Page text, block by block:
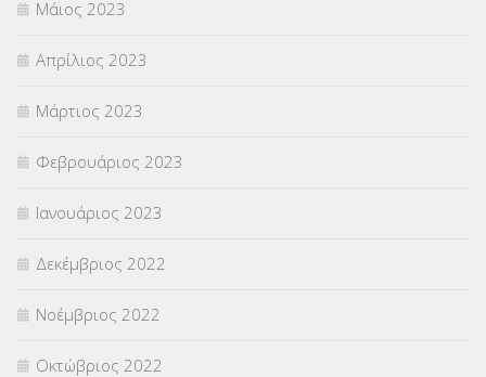
Μάιος 2023
Απρίλιος 2023
Μάρτιος 2023
Φεβρουάριος 2023
Ιανουάριος 2023
Δεκέμβριος 2022
Νοέμβριος 2022
Οκτώβριος 2022